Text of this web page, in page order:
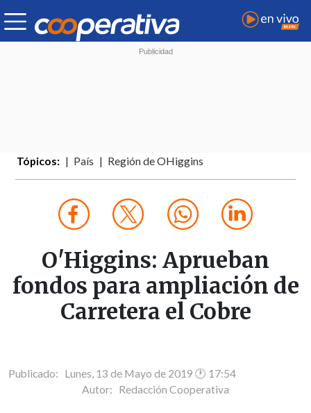
Tópicos: País Región de OHiggins
O'Higgins: Aprueban
fondos para ampliación de
Carretera el Cobre
Publicado: Lunes, 13 de Mayo de 2019 🕐 17:54
Autor: Redacción Cooperativa